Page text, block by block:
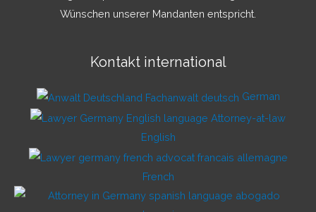
Wünschen unserer Mandanten entspricht.
Kontakt international
German
English
French